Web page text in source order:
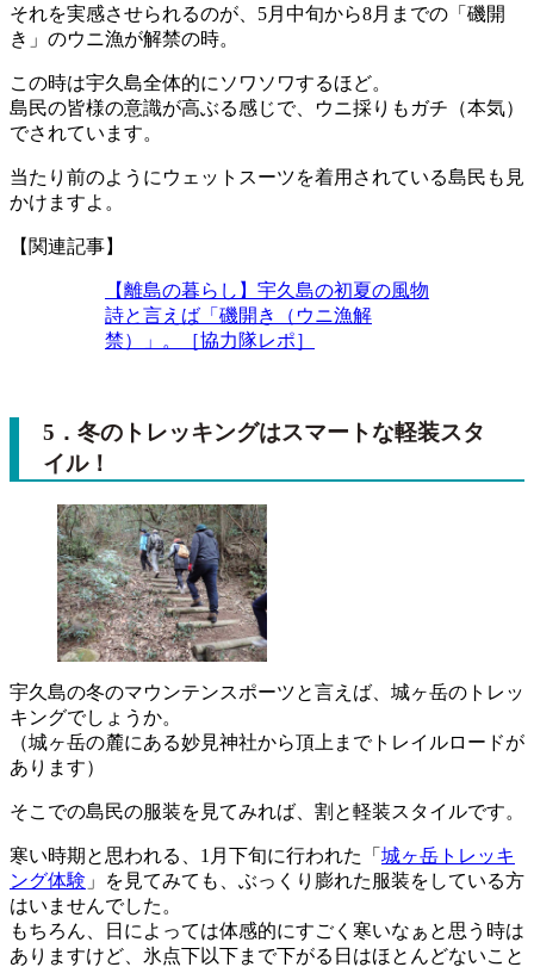
それを実感させられるのが、5月中旬から8月までの「磯開
き」のウニ漁が解禁の時。
この時は宇久島全体的にソワソワするほど。
島民の皆様の意識が高ぶる感じで、ウニ採りもガチ（本気）
でされています。
当たり前のようにウェットスーツを着用されている島民も見
かけますよ。
【関連記事】
【離島の暮らし】宇久島の初夏の風物
詩と言えば「磯開き（ウニ漁解
禁）」。［協力隊レポ］
5．冬のトレッキングはスマートな軽装スタ
イル！
宇久島の冬のマウンテンスポーツと言えば、城ヶ岳のトレッ
キングでしょうか。
（城ヶ岳の麓にある妙見神社から頂上までトレイルロードが
あります）
そこでの島民の服装を見てみれば、割と軽装スタイルです。
寒い時期と思われる、1月下旬に行われた「 城ヶ岳トレッキ
ング体験 」を見てみても、ぶっくり膨れた服装をしている方
はいませんでした。
もちろん、日によっては体感的にすごく寒いなぁと思う時は
ありますけど、氷点下以下まで下がる日はほとんどないこと